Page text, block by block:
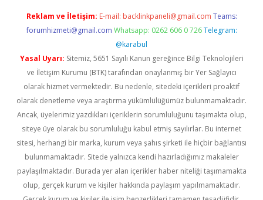
Reklam ve İletişim: E-mail: backlinkpaneli@gmail.com Teams:
forumhizmeti@gmail.com Whatsapp: 0262 606 0 726 Telegram:
@karabul
Yasal Uyarı: Sitemiz, 5651 Sayılı Kanun gereğince Bilgi Teknolojileri
ve İletişim Kurumu (BTK) tarafından onaylanmış bir Yer Sağlayıcı
olarak hizmet vermektedir. Bu nedenle, sitedeki içerikleri proaktif
olarak denetleme veya araştırma yükümlülüğümüz bulunmamaktadır.
Ancak, üyelerimiz yazdıkları içeriklerin sorumluluğunu taşımakta olup,
siteye üye olarak bu sorumluluğu kabul etmiş sayılırlar. Bu internet
sitesi, herhangi bir marka, kurum veya şahıs şirketi ile hiçbir bağlantısı
bulunmamaktadır. Sitede yalnızca kendi hazırladığımız makaleler
paylaşılmaktadır. Burada yer alan içerikler haber niteliği taşımamakta
olup, gerçek kurum ve kişiler hakkında paylaşım yapılmamaktadır.